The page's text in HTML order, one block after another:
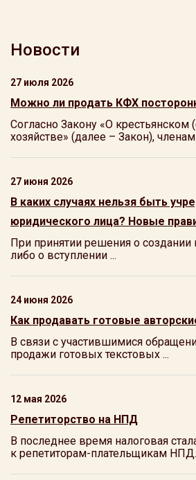
Новости
27 июля 2026
Можно ли продать КФХ
Согласно Закону «О
хозяйстве» (далее – Закон),
27 июня 2026
В каких случаях нельзя быть
юридического лица? Новые
При принятии решения о
либо о вступлении ...
24 июня 2026
Как продавать готовые
В связи с участившимися
продажи готовых текстовых ...
12 мая 2026
Репетиторство на НПД
В последнее время налоговая
к репетиторам-плательщикам НПД.